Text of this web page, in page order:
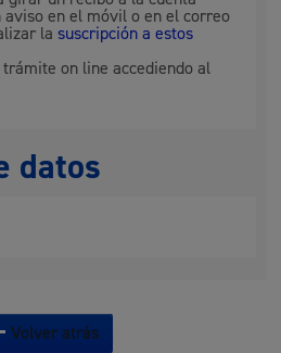
en el móvil o en el correo
lasuscripción a estos
on line accediendo al
datos
Volver atrás